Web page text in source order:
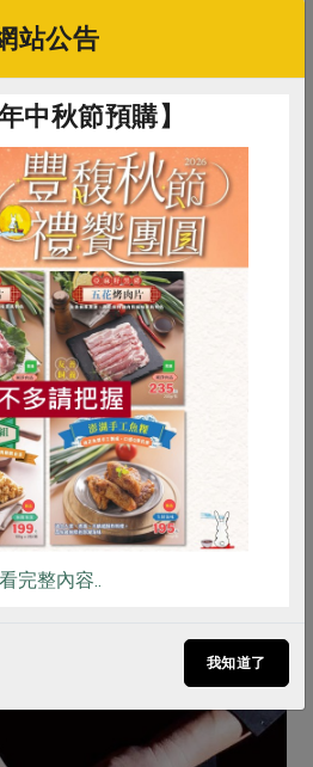
大飯店，遠東Café自助餐廳主
驗。從精緻西餐到中式大菜均擅
最重要的是食材的品質，好食
在料理上，也盡量不用過多的
食材最原本的味道。身為吃到
望客人在體會他料理的手藝
量的餐點，好好享用每一道料
味。
食譜 減硝酸鹽
共同購買
站公告
中秋節預購】
完整內容..
我知道了